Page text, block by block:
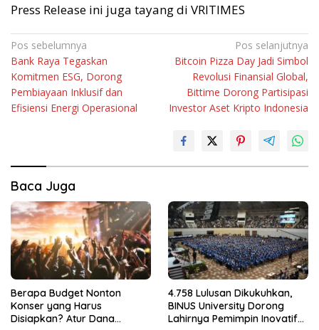
Press Release ini juga tayang di VRITIMES
Navigasi
pos
Pos sebelumnya
Bank Raya Tegaskan
Komitmen ESG, Dorong
Pembiayaan Inklusif dan
Efisiensi Energi Operasional
Pos selanjutnya
Bitcoin Pizza Day Jadi Simbol
Revolusi Finansial Global,
Bittime Dorong Partisipasi
Investor Aset Kripto Indonesia
Baca Juga
Berapa Budget Nonton
Konser yang Harus
Disiapkan? Atur Dana
4.758 Lulusan Dikukuhkan,
BINUS University Dorong
Lahirnya Pemimpin Inovatif